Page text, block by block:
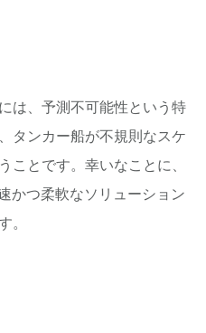
は、予測不可能性という特
タンカー船が不規則なスケ
ことです。幸いなことに、
つ柔軟なソリューション